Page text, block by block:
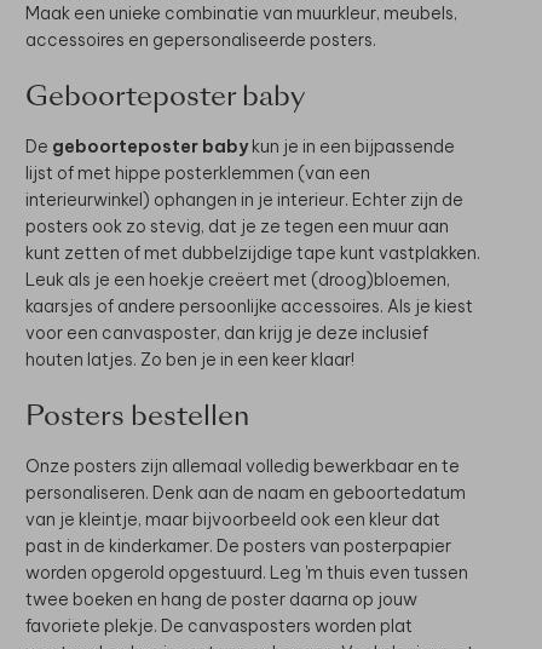
Maak een unieke combinatie van muurkleur, meubels,
accessoires en gepersonaliseerde posters.
Geboorteposter baby
De geboorteposter babykun je in een bijpassende
lijst of met hippe posterklemmen (van een
interieurwinkel) ophangen in je interieur. Echter zijn de
posters ook zo stevig, dat je ze tegen een muur aan
kunt zetten of met dubbelzijdige tape kunt vastplakken.
Leuk als je een hoekje creëert met (droog)bloemen,
kaarsjes of andere persoonlijke accessoires. Als je kiest
voor een canvasposter, dan krijg je deze inclusief
houten latjes. Zo ben je in een keer klaar!
Posters bestellen
Onze posters zijn allemaal volledig bewerkbaar en te
personaliseren. Denk aan de naam en geboortedatum
van je kleintje, maar bijvoorbeeld ook een kleur dat
past in de kinderkamer. De posters van posterpapier
worden opgerold opgestuurd. Leg 'm thuis even tussen
twee boeken en hang de poster daarna op jouw
favoriete plekje. De canvasposters worden plat